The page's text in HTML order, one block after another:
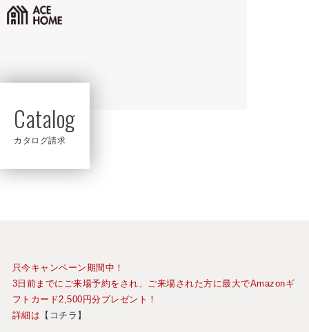
Catalog
カタログ請求
只今キャンペーン期間中！
3日前までにご来場予約をされ、ご来場された方に最大でAmazonギ
フトカード2,500円分プレゼント！
詳細は 【コチラ】